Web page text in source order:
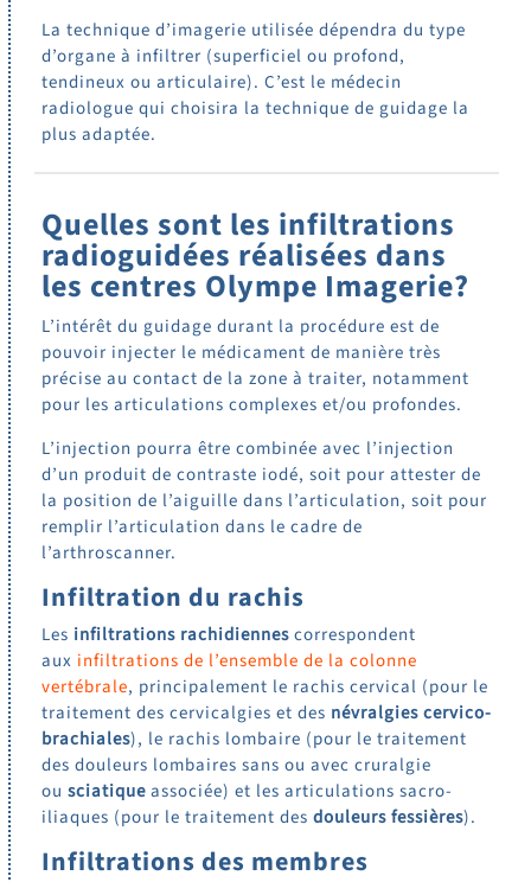
La technique d’imagerie utilisée dépendra du type
d’organe à infiltrer (superficiel ou profond,
tendineux ou articulaire). C’est le médecin
radiologue qui choisira la technique de guidage la
plus adaptée.
Quelles sont les infiltrations
radioguidées réalisées dans
les centres Olympe Imagerie?
L’intérêt du guidage durant la procédure est de
pouvoir injecter le médicament de manière très
précise au contact de la zone à traiter, notamment
pour les articulations complexes et/ou profondes.
L’injection pourra être combinée avec l’injection
d’un produit de contraste iodé, soit pour attester de
la position de l’aiguille dans l’articulation, soit pour
remplir l’articulation dans le cadre de
l’arthroscanner.
Infiltration du rachis
Les infiltrations rachidiennescorrespondent
aux infiltrations de l’ensemble de la colonne
vertébrale, principalement le rachis cervical (pour le
traitement des cervicalgies et des névralgies cervico-
brachiales), le rachis lombaire (pour le traitement
des douleurs lombaires sans ou avec cruralgie
ou sciatiqueassociée) et les articulations sacro-
iliaques (pour le traitement des douleurs fessières).
Infiltrations des membres